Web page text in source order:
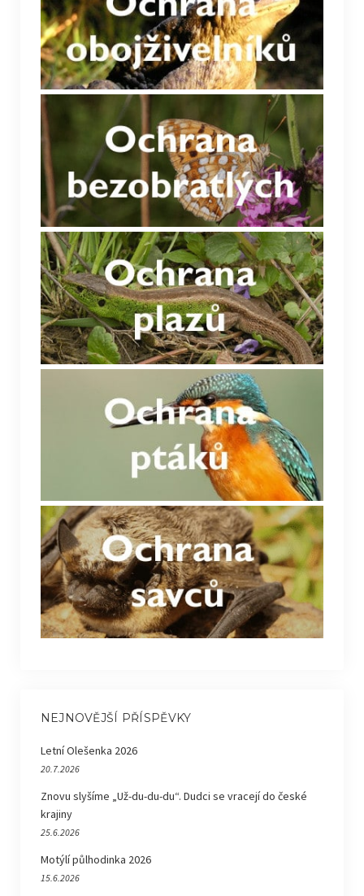
NEJNOVĚJŠÍ PŘÍSPĚVKY
Letní Olešenka 2026
20.7.2026
Znovu slyšíme „Už-du-du-du“. Dudci se vracejí do české
krajiny
25.6.2026
Motýlí půlhodinka 2026
15.6.2026